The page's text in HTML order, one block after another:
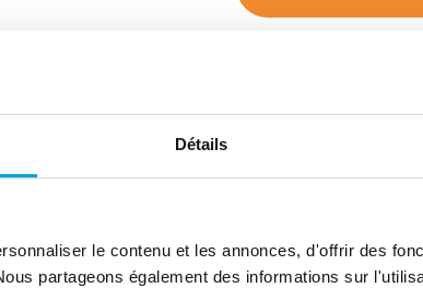
Détails
le contenu et les annonces, d'offrir des
partageons également des informations sur
Voir l'intérieur du conteneur